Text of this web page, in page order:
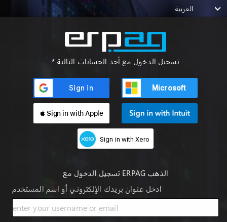
العربية
* تسجيل الدخول مع أحد الحسابات التالية
Microsoft
 Sign in with Apple
Sign in with Xero
تسجيل الدخول مع ERPAG الذهب
ادخل عنوان بريدك الإلكتروني أو اسم المستخدم